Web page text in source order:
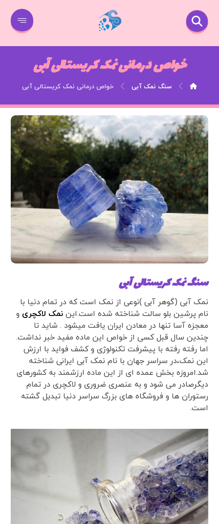
خواص درمانی نمک کریستالی آبی
سنگ نمک آبی خواص درمانی نمک کریستالی آبی
سنگ نمک کریستالی آبی
نمک آبی (گوهر آبی )نوعی از نمک است که در تمام دنیا با
نام پرشین بلو سالت شناخته شده است.ایننمک لاکچری و
معجزه آسا تنها در معادن ایران یافت میشود . شاید تا
چندین سال قبل کسی از خواص این ماده مفید خبر نداشت.
اما رفته رفته با پیشرفت تکنولوژی و کشف فواید با ارزش
این نمک،در سراسر جهان با نام نمک آبی ایرانی شناخته
شد.امروزه بخش عمده ای از این ماده ارزشمند به کشورهای
دیگرصادر می شود و به عنصری ضروری و لاکچری در تمام
رستوران ها و فروشگاه های بزرگ سراسر دنیا تبدیل گشته
است.